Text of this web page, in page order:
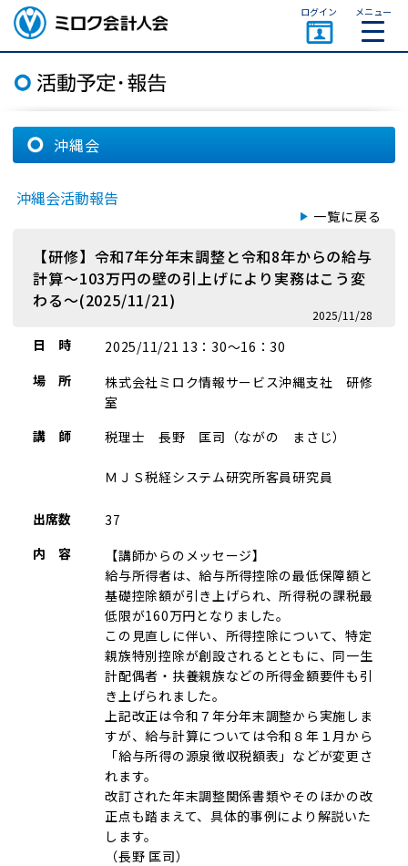
ミロク会計人会 MIROKU
ACCOUNTING PERSON
ASSOCIATION
ログイン メニュー
沖縄会
沖縄会活動報告
一覧に戻る
【研修】令和7年分年末調整と令和8年からの給与
計算～103万円の壁の引上げにより実務はこう変
わる～(2025/11/21)
2025/11/28
日 時
2025/11/21 13：30～16：30
場 所
株式会社ミロク情報サービス沖縄支社 研修
室
講 師
税理士 長野 匡司（ながの まさじ）
ＭＪＳ税経システム研究所客員研究員
出席数
37
内 容
【講師からのメッセージ】
給与所得者は、給与所得控除の最低保障額と
基礎控除額が引き上げられ、所得税の課税最
低限が160万円となりました。
この見直しに伴い、所得控除について、特定
親族特別控除が創設されるとともに、同一生
計配偶者・扶養親族などの所得金額要件も引
き上げられました。
上記改正は令和７年分年末調整から実施しま
すが、給与計算については令和８年１月から
「給与所得の源泉徴収税額表」などが変更さ
れます。
改訂された年末調整関係書類やそのほかの改
正点も踏まえて、具体的事例により解説いた
します。
（長野 匡司）